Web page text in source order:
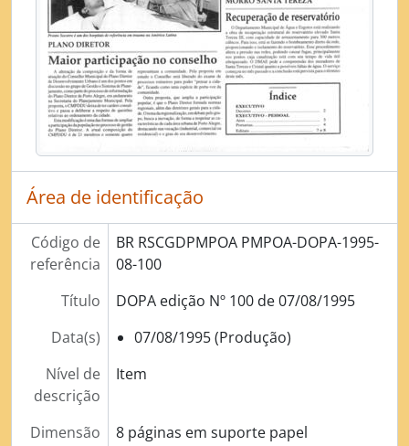
[Dossiê] Dezembro de 1995
[Subsérie] Diário Oficial de Porto Alegre de 1996
[Subsérie] Diário Oficial de Porto Alegre de 1997
[Subsérie] Diário Oficial de Porto Alegre de 1998
[Subsérie] Diário Oficial de Porto Alegre de 1999
[Subsérie] Diário Oficial de Porto Alegre de 2000
[Subsérie] Diário Oficial de Porto Alegre de 2001
[Subsérie] Diário Oficial de Porto Alegre de 2003
[Subsérie] Diário Oficial de Porto Alegre de 2004
[Subsérie] Diário Oficial de Porto Alegre de 2005
[Subsérie] Diário Oficial de Porto Alegre de 2006
[Subsérie] Diário Oficial de Porto Alegre de 2007
[Subsérie] Diário Oficial de Porto Alegre de 2008
[Subsérie] Diário Oficial de Porto Alegre de 2010
[Série] Licenciamento das atividades econômicas no Município (Concessão de Alvará)
[Série] Licenciamento de obras e edificações
[Série] Administração de Tributos
Área de identificação
Código de
referência
BR RSCGDPMPOA PMPOA-DOPA-1995-
08-100
Título
DOPA edição Nº 100 de 07/08/1995
Data(s)
07/08/1995 (Produção)
Nível de
descrição
Item
Dimensão
8 páginas em suporte papel